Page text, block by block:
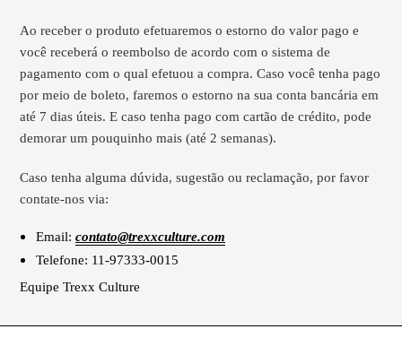
Ao receber o produto efetuaremos o estorno do valor pago e
você receberá o reembolso de acordo com o sistema de
pagamento com o qual efetuou a compra. Caso você tenha pago
por meio de boleto, faremos o estorno na sua conta bancária em
até 7 dias úteis. E caso tenha pago com cartão de crédito, pode
demorar um pouquinho mais (até 2 semanas).
Caso tenha alguma dúvida, sugestão ou reclamação, por favor
contate-nos via:
Email: contato@trexxculture.com
Telefone: 11-97333-0015
Equipe Trexx Culture